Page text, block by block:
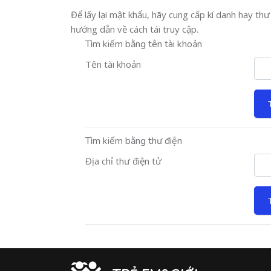
Để lấy lại mật khẩu, hãy cung cấp kí danh hay
hướng dẫn về cách tái truy cập.
Tìm kiếm bằng tên tài khoản
Tên tài khoản
Tìm kiếm bằng thư điện
Địa chỉ thư điện tử